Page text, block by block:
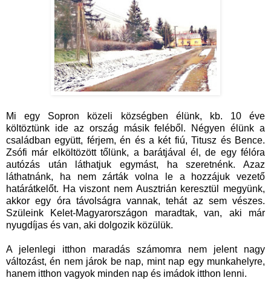
Mi egy Sopron közeli községben élünk, kb. 10 éve
költöztünk ide az ország másik feléből. Négyen élünk a
családban együtt, férjem, én és a két fiú, Titusz és Bence.
Zsófi már elköltözött tőlünk, a barátjával él, de egy félóra
autózás után láthatjuk egymást, ha szeretnénk. Azaz
láthatnánk, ha nem zárták volna le a hozzájuk vezető
határátkelőt. Ha viszont nem Ausztrián keresztül megyünk,
akkor egy óra távolságra vannak, tehát az sem vészes.
Szüleink Kelet-Magyarországon maradtak, van, aki már
nyugdíjas és van, aki dolgozik közülük.
A jelenlegi itthon maradás számomra nem jelent nagy
változást, én nem járok be nap, mint nap egy munkahelyre,
hanem itthon vagyok minden nap és imádok itthon lenni.